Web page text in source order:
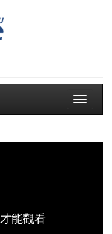
Toggle
才能觀看